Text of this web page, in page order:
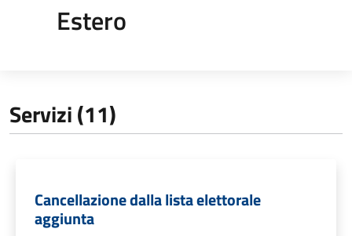
Estero
Servizi (11)
Cancellazione dalla lista elettorale
aggiunta